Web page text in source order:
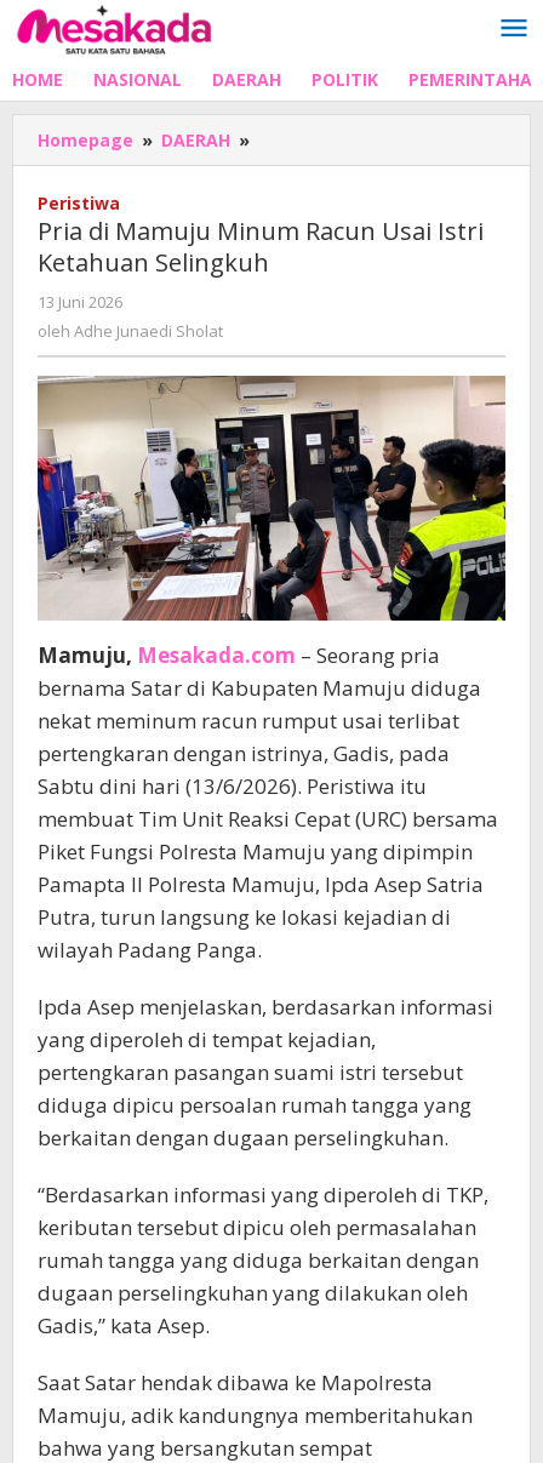
Lewati
ke
HOME NASIONAL DAERAH POLITIK
Homepage » DAERAH »
di
Racun
Usai
Peristiwa
Pria di Mamuju Minum Racun Usai Istri
Ketahuan Selingkuh
13 Juni 2026
Adhe
oleh Adhe Junaedi Sholat
Mamuju, Mesakada.com – Seorang pria
bernama Satar di Kabupaten Mamuju diduga
nekat meminum racun rumput usai terlibat
pertengkaran dengan istrinya, Gadis, pada
Sabtu dini hari (13/6/2026). Peristiwa itu
membuat Tim Unit Reaksi Cepat (URC) bersama
Piket Fungsi Polresta Mamuju yang dipimpin
Pamapta II Polresta Mamuju, Ipda Asep Satria
Putra, turun langsung ke lokasi kejadian di
wilayah Padang Panga.
Ipda Asep menjelaskan, berdasarkan informasi
yang diperoleh di tempat kejadian,
pertengkaran pasangan suami istri tersebut
diduga dipicu persoalan rumah tangga yang
berkaitan dengan dugaan perselingkuhan.
“Berdasarkan informasi yang diperoleh di TKP,
keributan tersebut dipicu oleh permasalahan
rumah tangga yang diduga berkaitan dengan
dugaan perselingkuhan yang dilakukan oleh
Gadis,” kata Asep.
Saat Satar hendak dibawa ke Mapolresta
Mamuju, adik kandungnya memberitahukan
bahwa yang bersangkutan sempat